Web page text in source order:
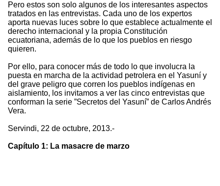
Pero estos son solo algunos de los interesantes aspectos
tratados en las entrevistas. Cada uno de los expertos
aporta nuevas luces sobre lo que establece actualmente el
derecho internacional y la propia Constitución
ecuatoriana, además de lo que los pueblos en riesgo
quieren.
Por ello, para conocer más de todo lo que involucra la
puesta en marcha de la actividad petrolera en el Yasuní y
del grave peligro que corren los pueblos indígenas en
aislamiento, los invitamos a ver las cinco entrevistas que
conforman la serie ”Secretos del Yasuní” de Carlos Andrés
Vera.
Servindi, 22 de octubre, 2013.-
Capítulo 1: La masacre de marzo